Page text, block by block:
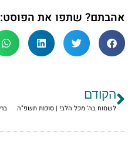
אהבתם? שתפו את הפוסט:
הקודם
לשמוח בה' מכל הלב! | סוכות תשפ"ה